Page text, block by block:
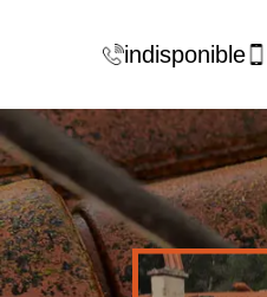
indisponible